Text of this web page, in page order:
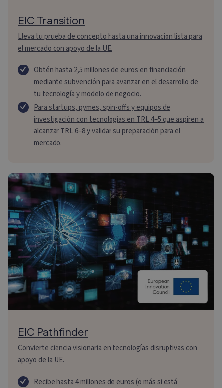
EIC Transition
Lleva tu prueba de concepto hasta una innovación lista para
el mercado con apoyo de la UE.
Obtén hasta 2,5 millones de euros en financiación
mediante subvención para avanzar en el desarrollo de
tu tecnología y modelo de negocio.
Para startups, pymes, spin-offs y equipos de
investigación con tecnologías en TRL 4–5 que aspiren a
alcanzar TRL 6–8 y validar su preparación para el
mercado.
EIC Pathfinder
Convierte ciencia visionaria en tecnologías disruptivas con
apoyo de la UE.
Recibe hasta 4 millones de euros (o más si está